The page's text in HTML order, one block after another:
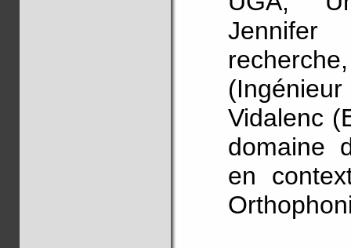
Jennifer
Vidalenc
domaine
en